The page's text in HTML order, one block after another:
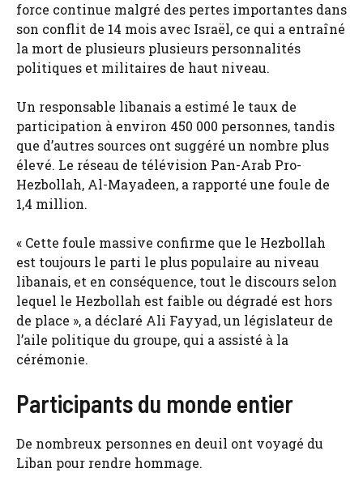
force continue malgré des pertes importantes dans
son conflit de 14 mois avec Israël, ce qui a entraîné
la mort de plusieurs plusieurs personnalités
politiques et militaires de haut niveau.
Un responsable libanais a estimé le taux de
participation à environ 450 000 personnes, tandis
que d’autres sources ont suggéré un nombre plus
élevé. Le réseau de télévision Pan-Arab Pro-
Hezbollah, Al-Mayadeen, a rapporté une foule de
1,4 million.
« Cette foule massive confirme que le Hezbollah
est toujours le parti le plus populaire au niveau
libanais, et en conséquence, tout le discours selon
lequel le Hezbollah est faible ou dégradé est hors
de place », a déclaré Ali Fayyad, un législateur de
l’aile politique du groupe, qui a assisté à la
cérémonie.
Participants du monde entier
De nombreux personnes en deuil ont voyagé du
Liban pour rendre hommage.